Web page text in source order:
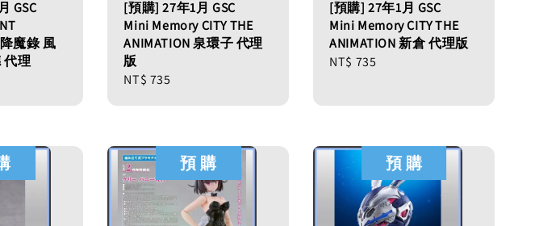
GSC
降魔錄 風
代理
[預購] 27年1月 GSC
Mini Memory CITY THE
ANIMATION 泉環子 代理
版
Regular
NT$ 735
[預購] 27年1月 GSC
Mini Memory CITY THE
ANIMATION 新倉 代理版
Regular
NT$ 735
預 購 預 購